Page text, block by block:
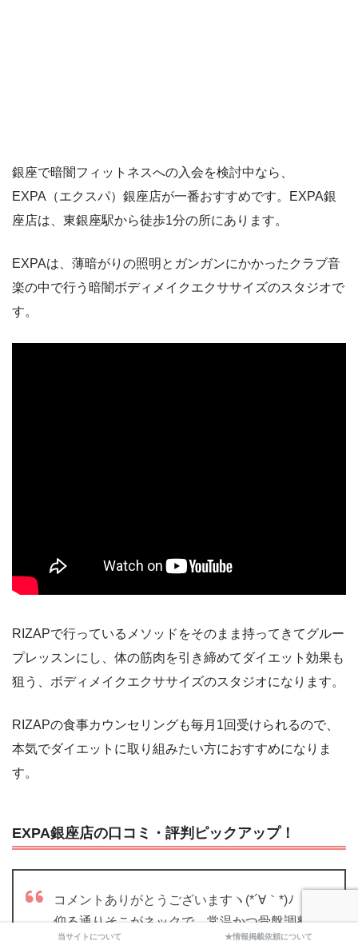
銀座で暗闇フィットネスへの入会を検討中なら、
EXPA（エクスパ）銀座店が一番おすすめです。EXPA銀
座店は、東銀座駅から徒歩1分の所にあります。
EXPAは、薄暗がりの照明とガンガンにかかったクラブ音
楽の中で行う暗闇ボディメイクエクササイズのスタジオで
す。
RIZAPで行っているメソッドをそのまま持ってきてグルー
プレッスンにし、体の筋肉を引き締めてダイエット効果も
狙う、ボディメイクエクササイズのスタジオになります。
RIZAPの食事カウンセリングも毎月1回受けられるので、
本気でダイエットに取り組みたい方におすすめになりま
す。
EXPA銀座店の口コミ・評判ピックアップ！
コメントありがとうございますヽ(*´∀｀*)ﾉ
仰る通りそこがネックで、常温かつ骨盤調整が
一番の目的だったのでLIPTYは辞めて、一番近い
当サイトについて ★情報掲載依頼について